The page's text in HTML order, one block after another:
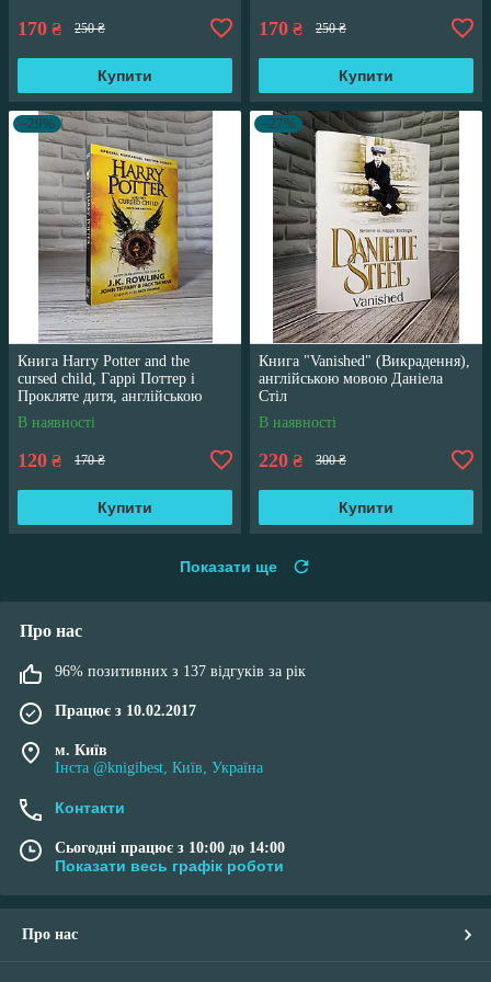
170 ₴ 250 ₴
Купити
170 ₴ 250 ₴
Купити
–29%
Книга Harry Potter and the
cursed child, Гаррі Поттер і
Прокляте дитя, англійською
мовою
В наявності
120 ₴ 170 ₴
Купити
–27%
Книга "Vanished" (Викрадення),
англійською мовою Даніела
Стіл
В наявності
220 ₴ 300 ₴
Купити
Показати ще
Про нас
96% позитивних з 137 відгуків за рік
Працює з 10.02.2017
м. Київ
Інста @knigibest, Київ, Україна
Контакти
Сьогодні працює з 10:00 до 14:00
Показати весь графік роботи
Про нас